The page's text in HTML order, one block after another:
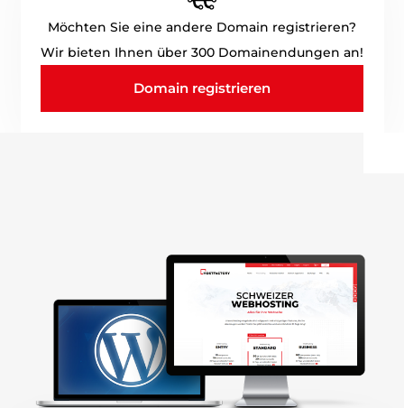
Möchten Sie eine andere Domain registrieren?
Wir bieten Ihnen über 300 Domainendungen an!
Domain registrieren